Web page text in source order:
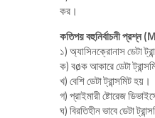
কর।
কতিপয় বহুনির্বাচনী প্রশ্ন
১) অ্যাসিনক্রোনাস ডেটা
ক) বøক আকারে ডেটা
খ) বেশি ডেটা ট্রান্সমিট হয়।
গ) প্রাইমারী ষ্টোরেজ
ঘ) বিরতিহীন ভাবে ডেটা